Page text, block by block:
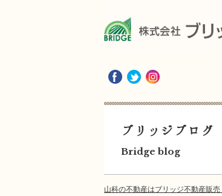
ブリッジブログ
Bridge blog
山科の不動産はブリッジ不動産販売